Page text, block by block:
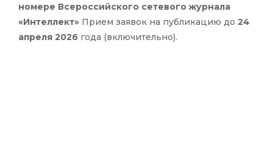
номере Всероссийского сетевого журнала
«Интеллект» Прием заявок на публикацию до 24
апреля 2026 года (включительно).